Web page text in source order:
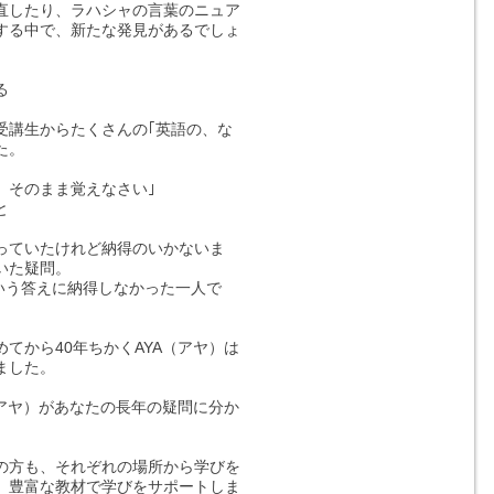
したり、ラハシャの言葉のニュア
る中で、新たな発見があるでしょ
講生からたくさんの｢英語の、な
そのまま覚えなさい｣
ていたけれど納得のいかないま
疑問。
う答えに納得しなかった一人で
てから40年ちかくAYA（アヤ）は
た。
ヤ）があなたの長年の疑問に分か
方も、それぞれの場所から学びを
豊富な教材で学びをサポートしま